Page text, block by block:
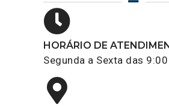
HORÁRIO DE
Segunda a Sexta das